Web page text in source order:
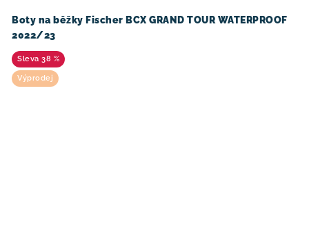
Boty na běžky Fischer BCX GRAND TOUR WATERPROOF
2022/23
38 %
Výprodej